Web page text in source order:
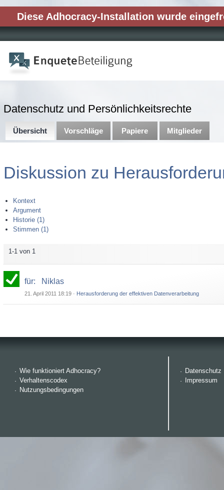
Diese Adhocracy-Installation wurde
Datenschutz und Persönlichkeitsrechte
Übersicht Vorschläge Papiere Mitglieder
Diskussion zu
Kontext
Argument
Historie (1)
Stimmen (1)
1-1 von 1
für: Niklas
21. April 2011 18:19· Herausforderung der effektiven Datenverarbeitung
Wie funktioniert Adhocracy?
Verhaltenscodex
Nutzungsbedingungen
Datenschutz
Impressum